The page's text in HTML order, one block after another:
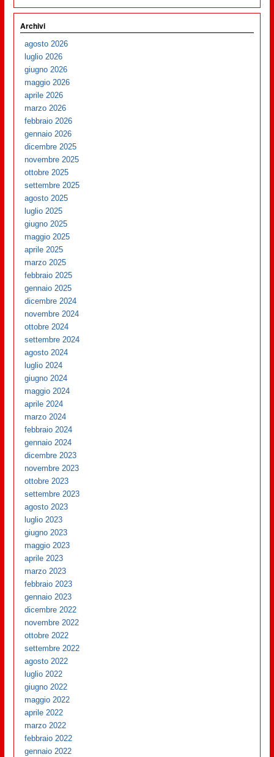
Archivi
agosto 2026
luglio 2026
giugno 2026
maggio 2026
aprile 2026
marzo 2026
febbraio 2026
gennaio 2026
dicembre 2025
novembre 2025
ottobre 2025
settembre 2025
agosto 2025
luglio 2025
giugno 2025
maggio 2025
aprile 2025
marzo 2025
febbraio 2025
gennaio 2025
dicembre 2024
novembre 2024
ottobre 2024
settembre 2024
agosto 2024
luglio 2024
giugno 2024
maggio 2024
aprile 2024
marzo 2024
febbraio 2024
gennaio 2024
dicembre 2023
novembre 2023
ottobre 2023
settembre 2023
agosto 2023
luglio 2023
giugno 2023
maggio 2023
aprile 2023
marzo 2023
febbraio 2023
gennaio 2023
dicembre 2022
novembre 2022
ottobre 2022
settembre 2022
agosto 2022
luglio 2022
giugno 2022
maggio 2022
aprile 2022
marzo 2022
febbraio 2022
gennaio 2022